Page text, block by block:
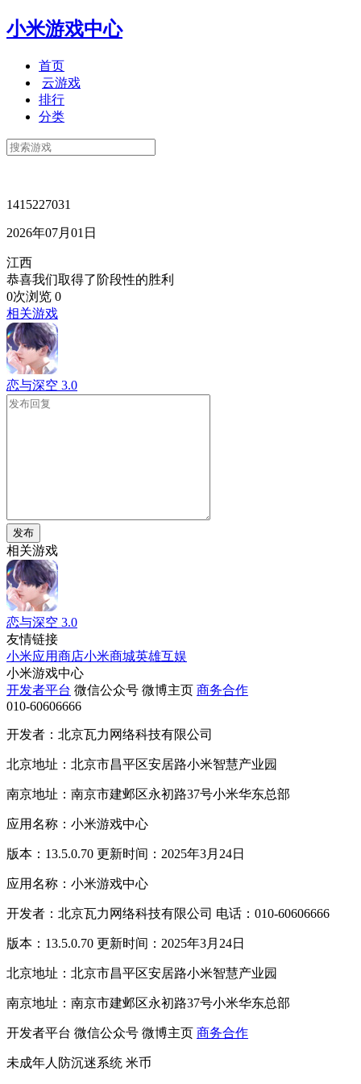
小米游戏中心
首页
云游戏
排行
分类
1415227031
2026年07月01日
江西
恭喜我们取得了阶段性的胜利
0次浏览 0
相关游戏
恋与深空 3.0
发布
相关游戏
恋与深空 3.0
友情链接
小米应用商店小米商城英雄互娱
小米游戏中心
开发者平台 微信公众号 微博主页 商务合作
010-60606666
开发者：北京瓦力网络科技有限公司
北京地址：北京市昌平区安居路小米智慧产业园
南京地址：南京市建邺区永初路37号小米华东总部
应用名称：小米游戏中心
版本：13.5.0.70 更新时间：2025年3月24日
应用名称：小米游戏中心
开发者：北京瓦力网络科技有限公司 电话：010-60606666
版本：13.5.0.70 更新时间：2025年3月24日
北京地址：北京市昌平区安居路小米智慧产业园
南京地址：南京市建邺区永初路37号小米华东总部
开发者平台 微信公众号 微博主页 商务合作
未成年人防沉迷系统 米币